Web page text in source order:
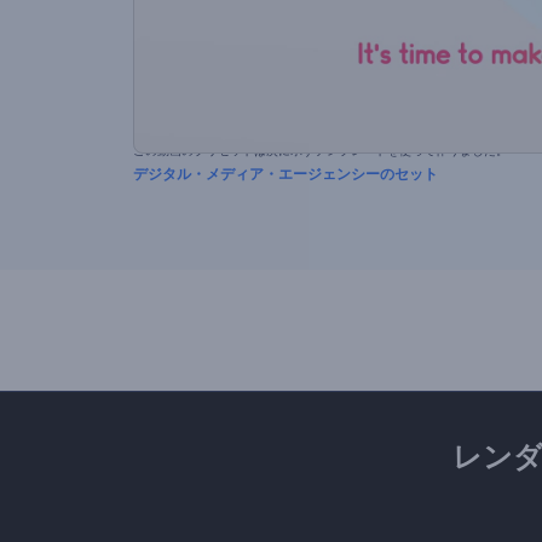
この動画のプリセットは次に示すテンプレートを使って作りました。
デジタル・メディア・エージェンシーのセット
レン